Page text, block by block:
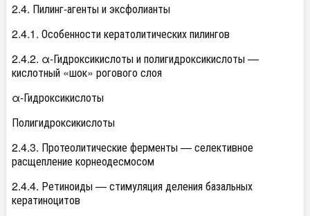
2.4. Пилинг-агенты и эксфолианты
2.4.1. Особенности кератолитических пилингов
2.4.2. α-Гидроксикислоты и полигидроксикислоты —
кислотный «шок» рогового слоя
α-Гидроксикислоты
Полигидроксикислоты
2.4.3. Протеолитические ферменты — селективное
расщепление корнеодесмосом
2.4.4. Ретиноиды — стимуляция деления базальных
кератиноцитов